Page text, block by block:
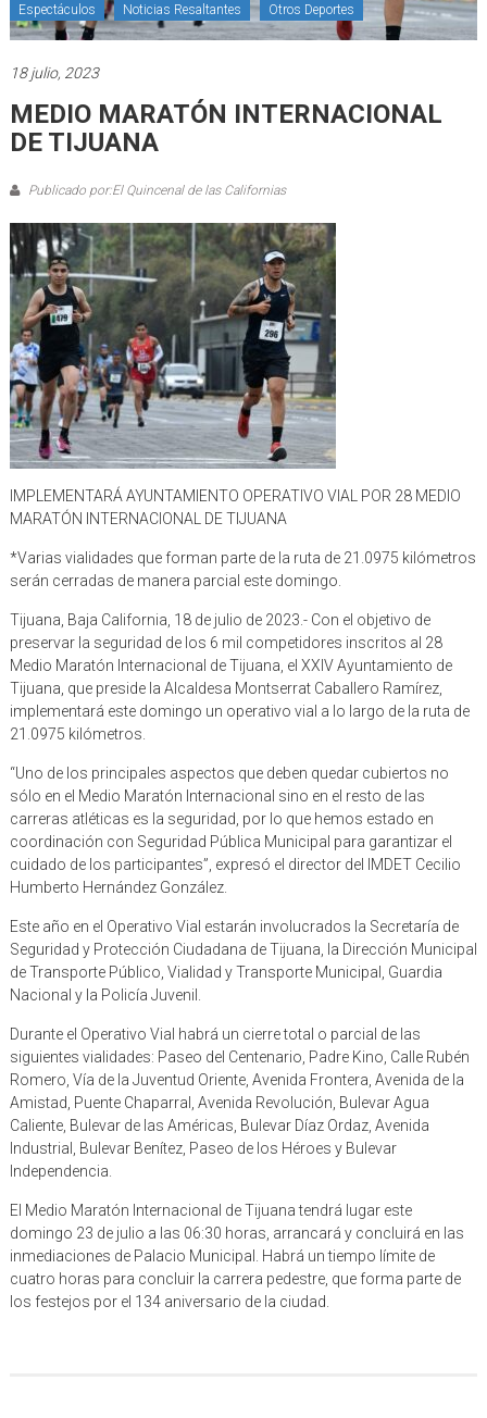
Espectáculos Noticias Resaltantes Otros Deportes
18 julio, 2023
MEDIO MARATÓN INTERNACIONAL
DE TIJUANA
Publicado por:El Quincenal de las Californias
IMPLEMENTARÁ AYUNTAMIENTO OPERATIVO VIAL POR 28 MEDIO
MARATÓN INTERNACIONAL DE TIJUANA
*Varias vialidades que forman parte de la ruta de 21.0975 kilómetros
serán cerradas de manera parcial este domingo.
Tijuana, Baja California, 18 de julio de 2023.- Con el objetivo de
preservar la seguridad de los 6 mil competidores inscritos al 28
Medio Maratón Internacional de Tijuana, el XXIV Ayuntamiento de
Tijuana, que preside la Alcaldesa Montserrat Caballero Ramírez,
implementará este domingo un operativo vial a lo largo de la ruta de
21.0975 kilómetros.
“Uno de los principales aspectos que deben quedar cubiertos no
sólo en el Medio Maratón Internacional sino en el resto de las
carreras atléticas es la seguridad, por lo que hemos estado en
coordinación con Seguridad Pública Municipal para garantizar el
cuidado de los participantes”, expresó el director del IMDET Cecilio
Humberto Hernández González.
Este año en el Operativo Vial estarán involucrados la Secretaría de
Seguridad y Protección Ciudadana de Tijuana, la Dirección Municipal
de Transporte Público, Vialidad y Transporte Municipal, Guardia
Nacional y la Policía Juvenil.
Durante el Operativo Vial habrá un cierre total o parcial de las
siguientes vialidades: Paseo del Centenario, Padre Kino, Calle Rubén
Romero, Vía de la Juventud Oriente, Avenida Frontera, Avenida de la
Amistad, Puente Chaparral, Avenida Revolución, Bulevar Agua
Caliente, Bulevar de las Américas, Bulevar Díaz Ordaz, Avenida
Industrial, Bulevar Benítez, Paseo de los Héroes y Bulevar
Independencia.
El Medio Maratón Internacional de Tijuana tendrá lugar este
domingo 23 de julio a las 06:30 horas, arrancará y concluirá en las
inmediaciones de Palacio Municipal. Habrá un tiempo límite de
cuatro horas para concluir la carrera pedestre, que forma parte de
los festejos por el 134 aniversario de la ciudad.